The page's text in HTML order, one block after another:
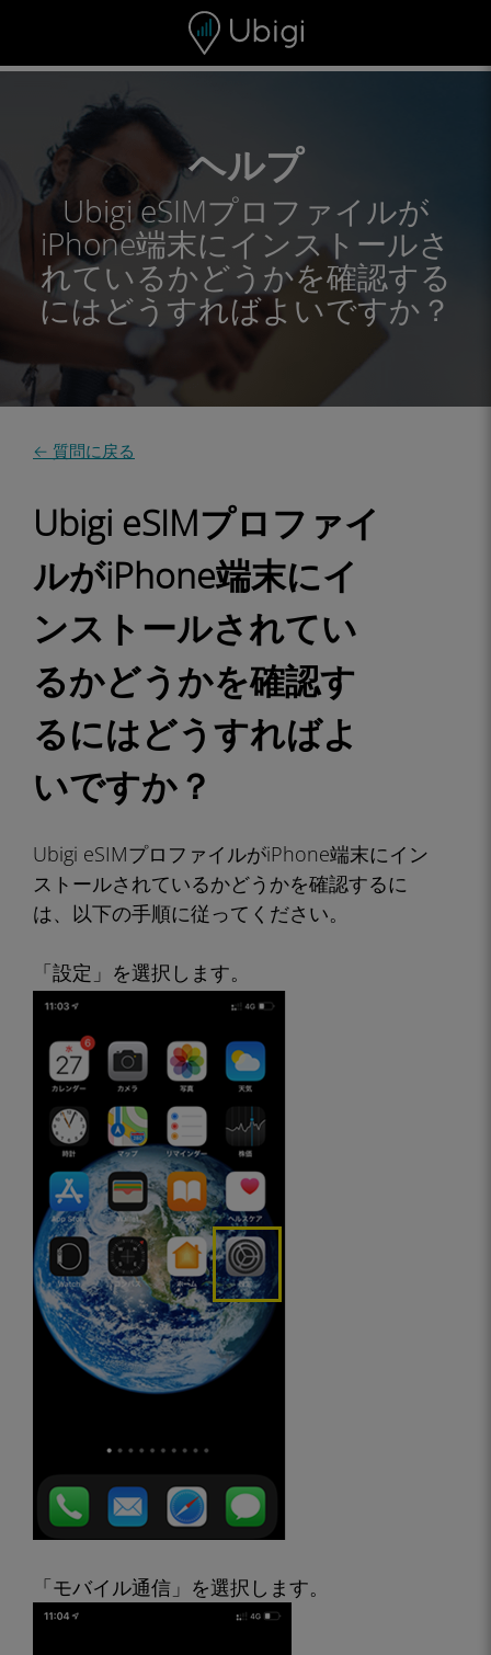
ナビゲーションバー
ヘルプ
Ubigi eSIMプロファイルが
iPhone端末にインストールさ
れているかどうかを確認する
にはどうすればよいですか？
← 質問に戻る
Ubigi eSIMプロファイ
ルがiPhone端末にイ
ンストールされてい
るかどうかを確認す
るにはどうすればよ
いですか？
Ubigi eSIMプロファイルがiPhone端末にイン
ストールされているかどうかを確認するに
は、以下の手順に従ってください。
「設定」を選択します。
「モバイル通信」を選択します。